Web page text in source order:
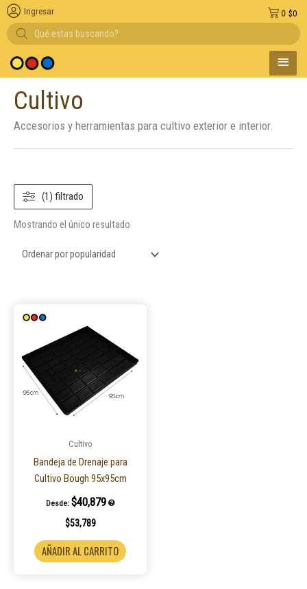
Búsqueda
de
productos
de pago
$0
0
Ingresar
MENÚ
Cultivo
Accesorios y herramientas para cultivo exterior e interior.
(1) filtrado
Mostrando el único resultado
Cultivo
Bandeja de Drenaje para
Cultivo Bough 95x95cm
Desde: $40,879
$53,789
AÑADIR AL CARRITO